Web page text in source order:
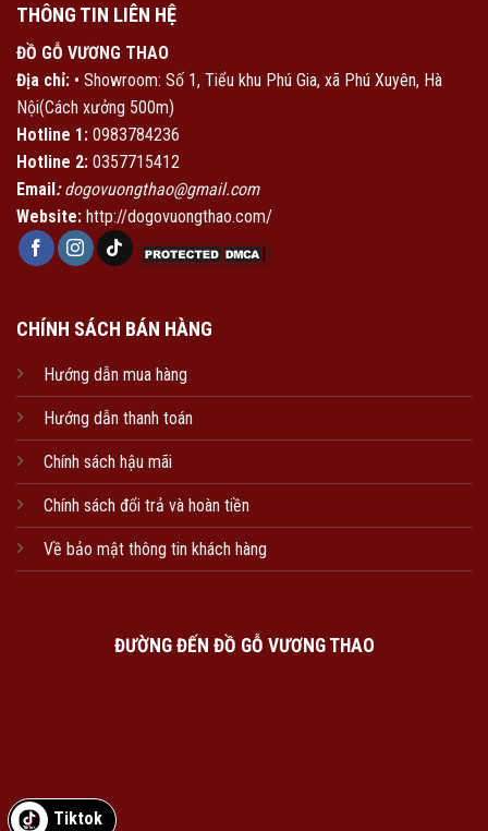
THÔNG TIN LIÊN HỆ
ĐỒ GỖ VƯƠNG THAO
Địa chỉ: • Showroom: Số 1, Tiểu khu Phú Gia, xã Phú Xuyên, Hà
Nội(Cách xưởng 500m)
Hotline 1: 0983784236
Hotline 2: 0357715412
Email:dogovuongthao@gmail.com
Website: http://dogovuongthao.com/
CHÍNH SÁCH BÁN HÀNG
Hướng dẫn mua hàng
Hướng dẫn thanh toán
Chính sách hậu mãi
Chính sách đổi trả và hoàn tiền
Về bảo mật thông tin khách hàng
ĐƯỜNG ĐẾN ĐỒ GỖ VƯƠNG THAO
Tiktok